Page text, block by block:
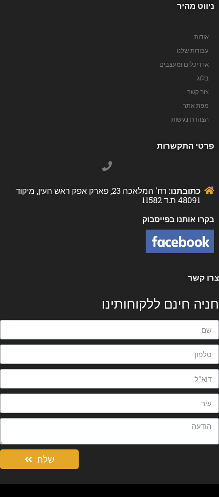
ניווט מהיר
אודות
עבודות שלנו
אדריכלים ומעצבים
בלוג
צור קשר
מפת אתר
הצהרת נגישות
פרטי התקשרות
כתובתנו:
רח' המלאכה 23, פארק אפק ראש העין, מיקוד
48091 ת.ד 11582
בקרו אותנו בפייסבוק
קשר
חינם ללקוחותינו
שלח